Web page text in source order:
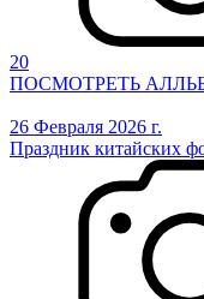
20
ПОСМОТРЕТЬ
26 Февраля 2026 г.
Праздник китайских